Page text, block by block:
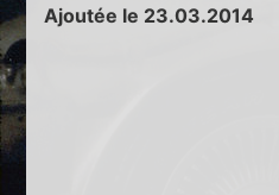
Ajoutée le 23.03.2014